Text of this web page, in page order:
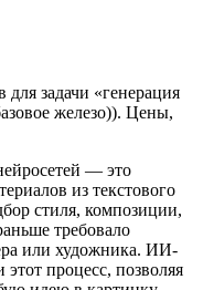
задачи «генерация
железо)). Цены,
— это
из текстового
стиля, композиции,
требовало
или художника. ИИ-
процесс, позволяя